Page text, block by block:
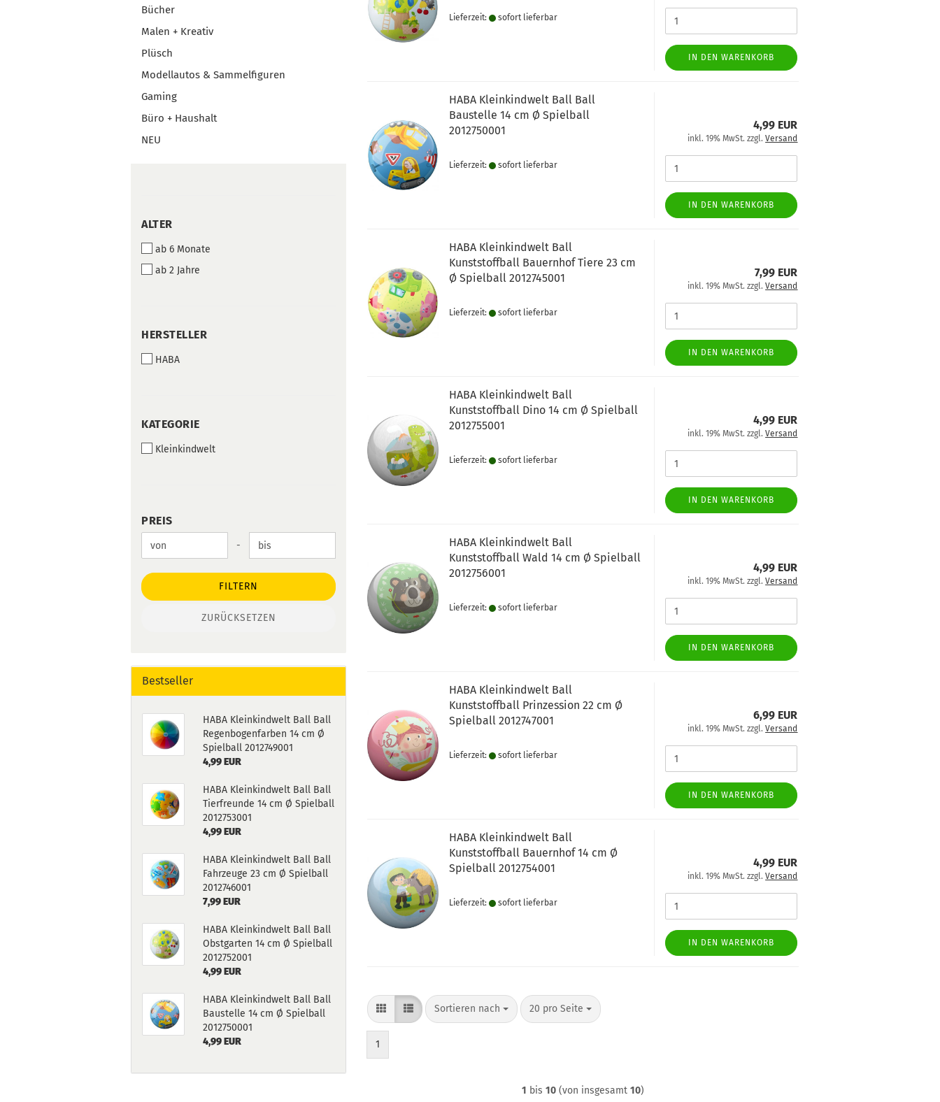
Lieferzeit: sofort lie­fer­bar
IN DEN WARENKORB
HABA Kleinkindwelt Ball Ball
Baustelle 14 cm Ø Spielball
2012750001
Lieferzeit: sofort lie­fer­bar
4,99 EUR
inkl. 19% MwSt. zzgl.Versand
IN DEN WARENKORB
HABA Kleinkindwelt Ball
Kunststoffball Bauernhof Tiere 23 cm
Ø Spielball 2012745001
Lieferzeit: sofort lie­fer­bar
7,99 EUR
inkl. 19% MwSt. zzgl.Versand
IN DEN WARENKORB
HABA Kleinkindwelt Ball
Kunststoffball Dino 14 cm Ø Spielball
2012755001
Lieferzeit: sofort lie­fer­bar
4,99 EUR
inkl. 19% MwSt. zzgl.Versand
IN DEN WARENKORB
HABA Kleinkindwelt Ball
Kunststoffball Wald 14 cm Ø Spielball
2012756001
Lieferzeit: sofort lie­fer­bar
4,99 EUR
inkl. 19% MwSt. zzgl.Versand
IN DEN WARENKORB
HABA Kleinkindwelt Ball
Kunststoffball Prinzession 22 cm Ø
Spielball 2012747001
Lieferzeit: sofort lie­fer­bar
6,99 EUR
inkl. 19% MwSt. zzgl.Versand
IN DEN WARENKORB
HABA Kleinkindwelt Ball
Kunststoffball Bauernhof 14 cm Ø
Spielball 2012754001
Lieferzeit: sofort lie­fer­bar
4,99 EUR
inkl. 19% MwSt. zzgl.Versand
IN DEN WARENKORB
Sortieren nach
Sortieren nach 20 pro Seite
pro Seite
1
1 bis10 (von insgesamt10)
Bücher
Malen + Kreativ
Plüsch
Modellautos & Sammelfiguren
Gaming
Büro + Haushalt
NEU
ALTER
ALTER
ab 6 Monate
ab 2 Jahre
HERSTELLER
HERSTELLER
HABA
KATEGORIE
KATEGORIE
Kleinkindwelt
PREIS
Preis bis -
FILTERN
ZURÜCKSETZEN
Bestseller
HABA Kleinkindwelt Ball Ball
Regenbogenfarben 14 cm Ø
Spielball 2012749001
4,99 EUR
HABA Kleinkindwelt Ball Ball
Tierfreunde 14 cm Ø Spielball
2012753001
4,99 EUR
HABA Kleinkindwelt Ball Ball
Fahrzeuge 23 cm Ø Spielball
2012746001
7,99 EUR
HABA Kleinkindwelt Ball Ball
Obstgarten 14 cm Ø Spielball
2012752001
4,99 EUR
HABA Kleinkindwelt Ball Ball
Baustelle 14 cm Ø Spielball
2012750001
4,99 EUR